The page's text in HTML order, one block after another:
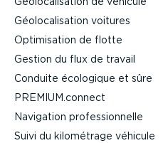
Géolo­ca­li­sation voitures
Optimi­sation de flotte
Gestion du flux de travail
Conduite écologique et sûre
PREMIUM.connect
Navigation profes­sion­nelle
Suivi du kilométrage véhicule